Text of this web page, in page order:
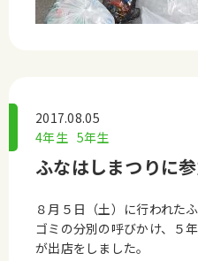
2017.08.05
4年生 5年生
ふなはしまつりに参
８月５日（土）に行われた
ゴミの分別の呼びかけ、５
が出店をしました。